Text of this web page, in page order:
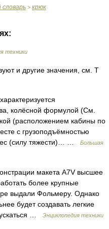
словарь > крюк
техники
и другие значения, см. Т
колёсной формулой (См.
(расположением кабины по
с грузоподъёмностью
(силу тяжести)… …
Большая
макета A7V высшее
более крупные
выдали Фольмеру. Однако
будет создавать легкие
…
Энциклопедия техники